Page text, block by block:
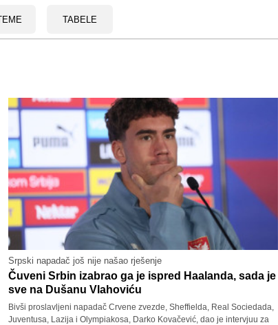
TABELE
Srpski napadač još nije našao rješenje
Čuveni Srbin izabrao ga je ispred Haalanda, sada je
sve na Dušanu Vlahoviću
Bivši proslavljeni napadač Crvene zvezde, Sheffielda, Real Sociedada,
Juventusa, Lazija i Olympiakosa, Darko Kovačević, dao je intervjuu za